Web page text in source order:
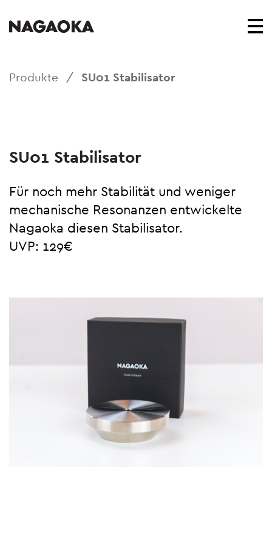
Produkte / SU01 Stabilisator
SU01 Stabilisator
Für noch mehr Stabilität und weniger
mechanische Resonanzen entwickelte
Nagaoka diesen Stabilisator.
UVP: 129€